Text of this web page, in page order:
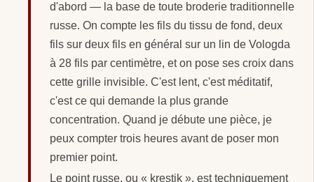
d'abord — la base de toute broderie traditionnelle
russe. On compte les fils du tissu de fond, deux
fils sur deux fils en général sur un lin de Vologda
à 28 fils par centimètre, et on pose ses croix dans
cette grille invisible. C'est lent, c'est méditatif,
c'est ce qui demande la plus grande
concentration. Quand je débute une pièce, je
peux compter trois heures avant de poser mon
premier point.
Le point russe, ou « krestik », est techniquement